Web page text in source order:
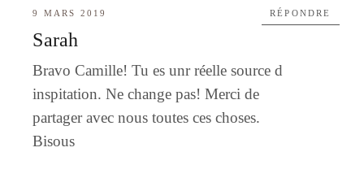
9 MARS 2019
Sarah
Bravo Camille! Tu es unr réelle source d
inspitation. Ne change pas! Merci de
partager avec nous toutes ces choses.
Bisous
RÉPONDRE